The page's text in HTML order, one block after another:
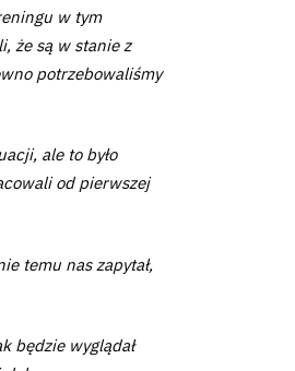
w tym
że są w stanie z
potrzebowaliśmy
ale to było
od pierwszej
temu nas zapytał,
będzie wyglądał